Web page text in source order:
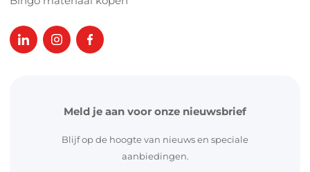
Meld je aan voor onze nieuwsbrief
Blijf op de hoogte van nieuws en speciale
aanbiedingen.